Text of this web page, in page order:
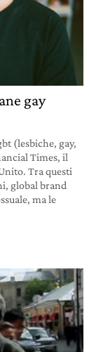
gay
(lesbiche, gay,
Times, il
Tra questi
global brand
ma le